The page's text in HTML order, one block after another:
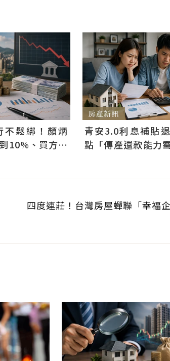
不鬆綁！顏炳
10%、買方仍
房產新訊
青安3.0利息補貼
點「傳產還款能力
四度連莊！台灣房屋蟬聯「幸福企